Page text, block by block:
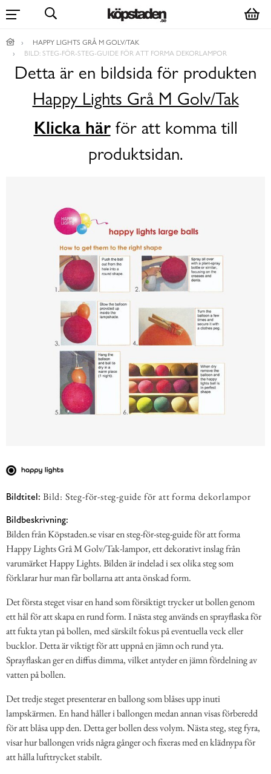
HAPPY LIGHTS GRÅ M GOLV/TAK
BILD: STEG-FÖR-STEG-GUIDE FÖR ATT FORMA DEKORLAMPOR
Detta är en bildsida för produkten
Happy Lights Grå M Golv/Tak
Klicka härför att komma till
produktsidan.
Bildtitel: Bild: Steg-för-steg-guide för att forma dekorlampor
Bildbeskrivning:
Bilden från Köpstaden.se visar en steg-för-steg-guide för att forma
Happy Lights Grå M Golv/Tak-lampor, ett dekorativt inslag från
varumärket Happy Lights. Bilden är indelad i sex olika steg som
förklarar hur man får bollarna att anta önskad form.
Det första steget visar en hand som försiktigt trycker ut bollen genom
ett hål för att skapa en rund form. I nästa steg används en sprayflaska för
att fukta ytan på bollen, med särskilt fokus på eventuella veck eller
bucklor. Detta är viktigt för att uppnå en jämn och rund yta.
Sprayflaskan ger en diffus dimma, vilket antyder en jämn fördelning av
vatten på bollen.
Det tredje steget presenterar en ballong som blåses upp inuti
lampskärmen. En hand håller i ballongen medan annan visas förberedd
för att blåsa upp den. Detta ger bollen dess volym. Nästa steg, steg fyra,
visar hur ballongen vrids några gånger och fixeras med en klädnypa för
att hålla lufttrycket stabilt.